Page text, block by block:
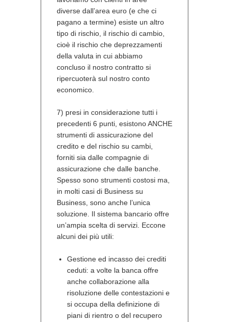
diverse dall’area euro (e che ci
pagano a termine) esiste un altro
tipo di rischio, il rischio di cambio,
cioè il rischio che deprezzamenti
della valuta in cui abbiamo
concluso il nostro contratto si
ripercuoterà sul nostro conto
economico.
7) presi in considerazione tutti i
precedenti 6 punti, esistono ANCHE
strumenti di assicurazione del
credito e del rischio su cambi,
forniti sia dalle compagnie di
assicurazione che dalle banche.
Spesso sono strumenti costosi ma,
in molti casi di Business su
Business, sono anche l’unica
soluzione. Il sistema bancario offre
un’ampia scelta di servizi. Eccone
alcuni dei più utili:
Gestione ed incasso dei crediti
ceduti: a volte la banca offre
anche collaborazione alla
risoluzione delle contestazioni e
si occupa della definizione di
piani di rientro o del recupero